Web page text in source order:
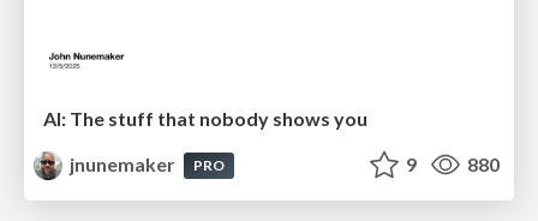
AI: The stuff that nobody shows you
jnunemaker
PRO 9 880